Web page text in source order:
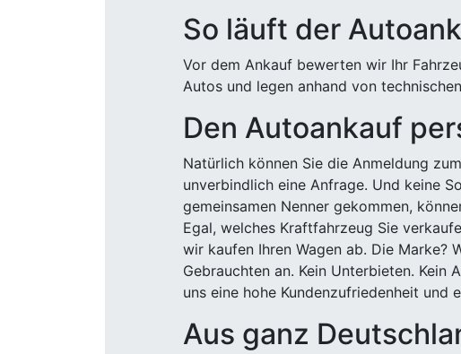
So läuft der
Vor dem Ankauf bewerten wir Ihr
Autos und legen anhand von
Den Autoankauf
Natürlich können Sie die Anmeldung
unverbindlich eine Anfrage. Und keine
gemeinsamen Nenner gekommen,
Egal, welches Kraftfahrzeug Sie
wir kaufen Ihren Wagen ab. Die Marke?
Gebrauchten an. Kein Unterbieten. Kein
uns eine hohe Kundenzufriedenheit und
Aus ganz